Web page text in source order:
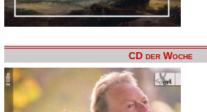
CD der Woche